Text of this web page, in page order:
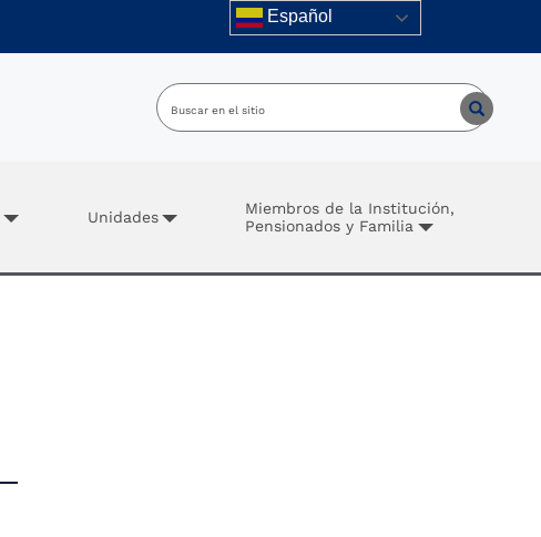
Español
Unidades
Miembros de la Institución,
Pensionados y Familia